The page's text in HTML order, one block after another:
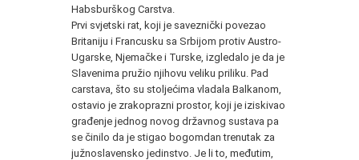
Habsburškog Carstva.
Prvi svjetski rat, koji je saveznički povezao
Britaniju i Fran­cusku sa Srbijom protiv Austro-
Ugarske, Njemačke i Turske, iz­gledalo je da je
Slavenima pružio njihovu veliku priliku. Pad
car­stava, što su stoljećima vladala Balkanom,
ostavio je zrakopraz­ni prostor, koji je iziskivao
građenje jednog novog državnog sus­tava pa
se činilo da je stigao bogomdan trenutak za
južnoslaven­sko jedinstvo. Je li to, međutim,